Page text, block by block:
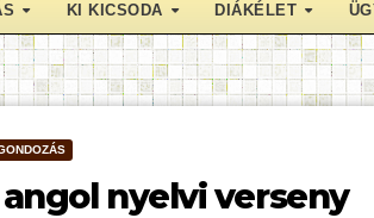
KI KICSODA DIÁKÉLET
nyelvi verseny